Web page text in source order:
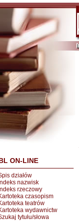
ON-LINE
działów
Indeks nazwisk
Indeks rzeczowy
czasopism
teatrów
wydawnictw
tytułu/słowa